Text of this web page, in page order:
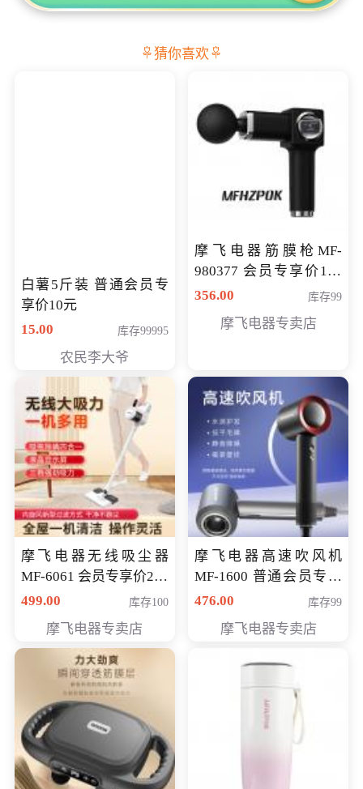
猜你喜欢
白薯5斤装 普通会员专
享价10元
15.00
库存99995
农民李大爷
摩飞电器筋膜枪MF-
980377 会员专享价199
元
356.00 库存99
摩飞电器专卖店
摩飞电器无线吸尘器
MF-6061 会员专享价299
元
499.00 库存100
摩飞电器专卖店
摩飞电器高速吹风机
MF-1600 普通会员专享
价298元
476.00 库存99
摩飞电器专卖店